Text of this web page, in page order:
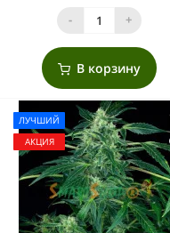
- +
В корзину
ЛУЧШИЙ
АКЦИЯ